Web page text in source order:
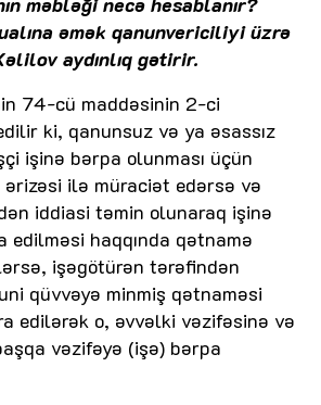
əmək qanunvericiliyi üzrə
aydınlıq gətirir.
74-cü maddəsinin 2-ci
ki, qanunsuz və ya əsassız
işinə bərpa olunması üçün
ərizəsi ilə müraciət edərsə və
iddiasi təmin olunaraq işinə
edilməsi haqqında qətnamə
işəgötürən tərəfindən
qüvvəyə minmiş qətnaməsi
edilərək o, əvvəlki vəzifəsinə və
vəzifəyə (işə) bərpa